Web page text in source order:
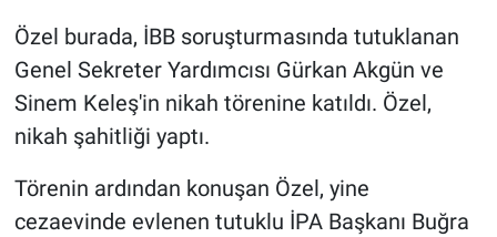
Özel burada, İBB soruşturmasında tutuklanan
Genel Sekreter Yardımcısı Gürkan Akgün ve
Sinem Keleş'in nikah törenine katıldı. Özel,
nikah şahitliği yaptı.
Törenin ardından konuşan Özel, yine
cezaevinde evlenen tutuklu İPA Başkanı Buğra